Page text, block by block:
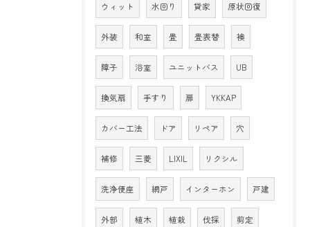
ウィット 水回り 貸家 原状回復
外装 和室 畳 畳表替 襖
障子 浴室 ユニットバス UB
換気扇 手すり 扉 YKKAP
カバー工法 ドア リペア 穴
補修 三菱 LIXIL リクシル
洗浄便座 網戸 インターホン 戸建
外部 植木 植栽 伐採 剪定